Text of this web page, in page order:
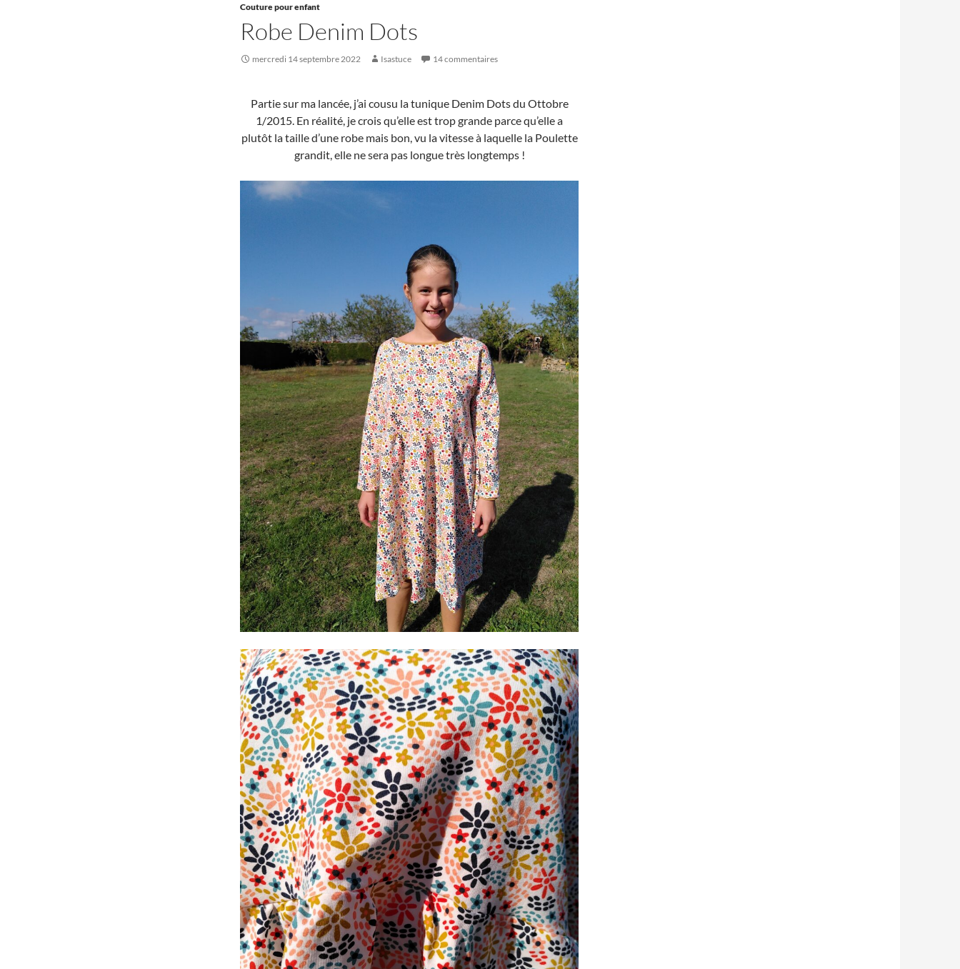
Couture pour enfant
Robe Denim Dots
mercredi 14 septembre 2022 Isastuce 14 commentaires
Partie sur ma lancée, j’ai cousu la tunique Denim Dots du Ottobre
1/2015. En réalité, je crois qu’elle est trop grande parce qu’elle a
plutôt la taille d’une robe mais bon, vu la vitesse à laquelle la Poulette
grandit, elle ne sera pas longue très longtemps !